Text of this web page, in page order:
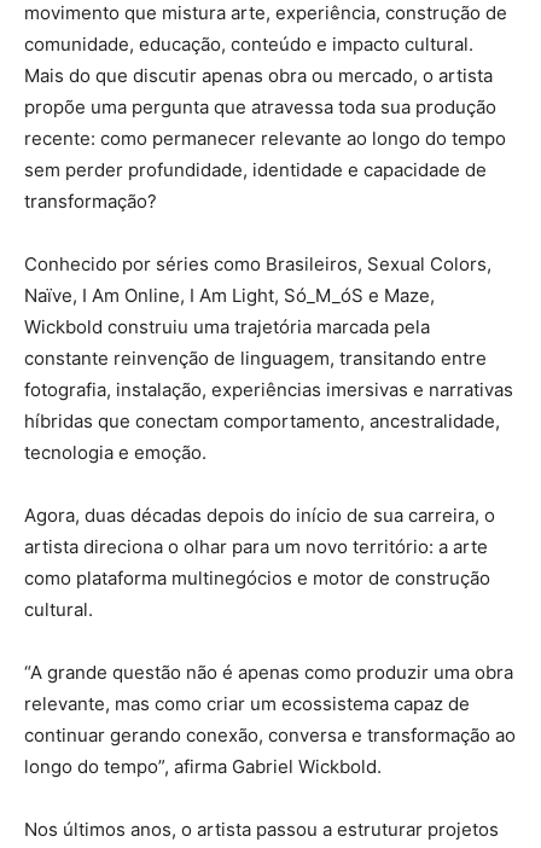
movimento que mistura arte, experiência, construção de
comunidade, educação, conteúdo e impacto cultural.
Mais do que discutir apenas obra ou mercado, o artista
propõe uma pergunta que atravessa toda sua produção
recente: como permanecer relevante ao longo do tempo
sem perder profundidade, identidade e capacidade de
transformação?
Conhecido por séries como Brasileiros, Sexual Colors,
Naïve, I Am Online, I Am Light, Só_M_óS e Maze,
Wickbold construiu uma trajetória marcada pela
constante reinvenção de linguagem, transitando entre
fotografia, instalação, experiências imersivas e narrativas
híbridas que conectam comportamento, ancestralidade,
tecnologia e emoção.
Agora, duas décadas depois do início de sua carreira, o
artista direciona o olhar para um novo território: a arte
como plataforma multinegócios e motor de construção
cultural.
“A grande questão não é apenas como produzir uma obra
relevante, mas como criar um ecossistema capaz de
continuar gerando conexão, conversa e transformação ao
longo do tempo”, afirma Gabriel Wickbold.
Nos últimos anos, o artista passou a estruturar projetos